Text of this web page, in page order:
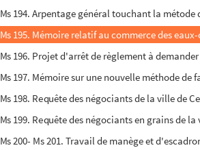
Ms 194. Arpentage général touchant la
Ms 195. Mémoire relatif au commerce des
Ms 196. Projet d'arrêt de règlement à
Ms 197. Mémoire sur une nouvelle méthode
Ms 198. Requête des négociants de la ville de
Ms 199. Requête des négociants en grains de
Ms 200- Ms 201. Travail de manège et